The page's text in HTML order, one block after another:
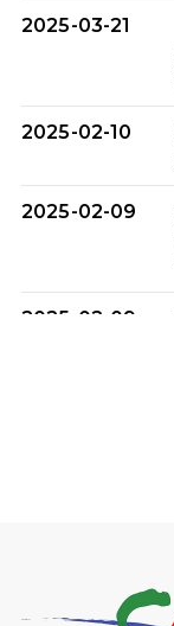
2025-03-21
2025-02-10
2025-02-09
2025-02-09